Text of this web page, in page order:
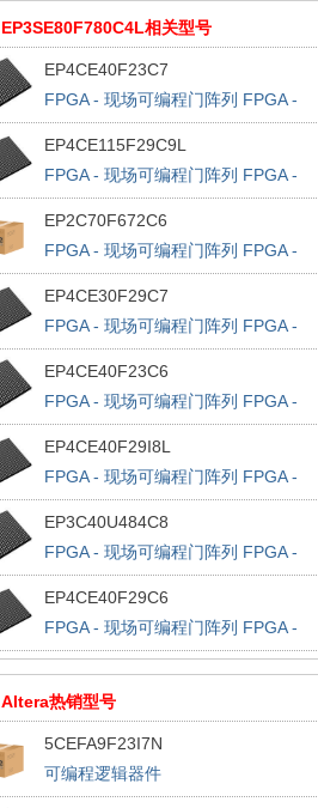
EP3SE80F780C4L相关型号
EP4CE40F23C7
FPGA - 现场可编程门阵列 FPGA -
Cyclone IV E 2475 LABs 328 IOs
EP4CE115F29C9L
FPGA - 现场可编程门阵列 FPGA -
Cyclone IV E 7155 LABs 528 IOs
EP2C70F672C6
FPGA - 现场可编程门阵列 FPGA -
Cyclone II 4276 LABs 422 IOs
EP4CE30F29C7
FPGA - 现场可编程门阵列 FPGA -
Cyclone IV E 1803 LABs 532 IOs
EP4CE40F23C6
FPGA - 现场可编程门阵列 FPGA -
Cyclone IV E 2475 LABs 328 IOs
EP4CE40F29I8L
FPGA - 现场可编程门阵列 FPGA -
Cyclone IV E 2475 LABs 532 IOs
EP3C40U484C8
FPGA - 现场可编程门阵列 FPGA -
Cyclone III 2475 LABs 331 IOs
EP4CE40F29C6
FPGA - 现场可编程门阵列 FPGA -
Cyclone IV E 2475 LABs 532 IOs
Altera热销型号
5CEFA9F23I7N
可编程逻辑器件